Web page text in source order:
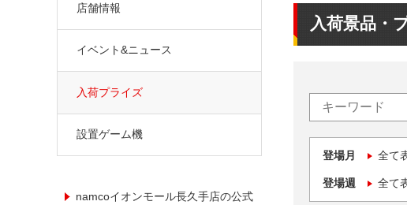
入荷景品・
登場月 全て
登場週 全て
店舗情報
イベント&ニュース
入荷プライズ
設置ゲーム機
namcoイオンモール長久手店の公式